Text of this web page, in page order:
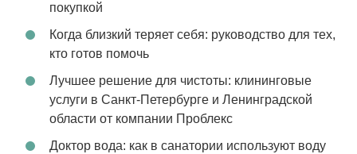
покупкой
Когда близкий теряет себя: руководство для тех,
кто готов помочь
Лучшее решение для чистоты: клининговые
услуги в Санкт-Петербурге и Ленинградской
области от компании Проблекс
Доктор вода: как в санатории используют воду